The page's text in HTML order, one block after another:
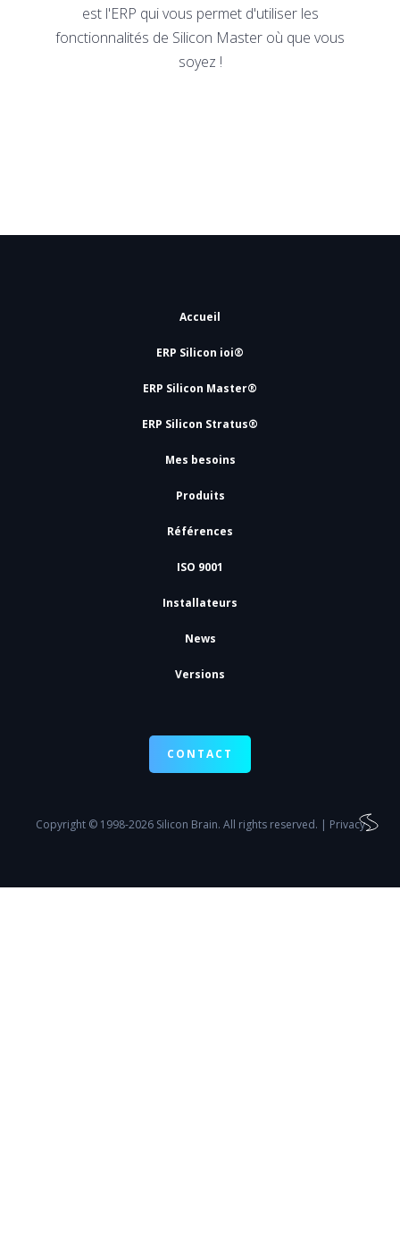
est l'ERP qui vous permet d'utiliser les
fonctionnalités de Silicon Master où que vous
soyez !
Accueil
ERP Silicon ioi®
ERP Silicon Master®
ERP Silicon Stratus®
Mes besoins
Produits
Références
ISO 9001
Installateurs
News
Versions
CONTACT
Copyright© 1998-2026 Silicon Brain. All rights reserved. | Privacy